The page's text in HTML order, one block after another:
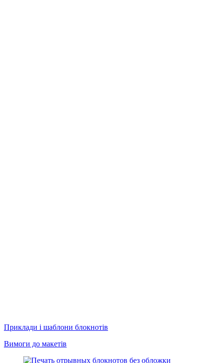
Приклади і шаблони блокнотів
Вимоги до макетів